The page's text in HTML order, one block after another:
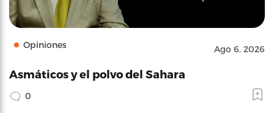
Opiniones Ago 6, 2026
Asmáticos y el polvo del Sahara
0